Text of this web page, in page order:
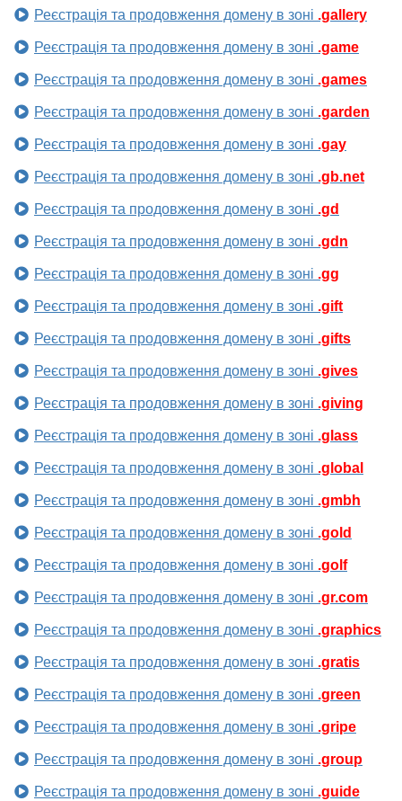
Реєстрація та продовження домену в зоні .gallery
Реєстрація та продовження домену в зоні .game
Реєстрація та продовження домену в зоні .games
Реєстрація та продовження домену в зоні .garden
Реєстрація та продовження домену в зоні .gay
Реєстрація та продовження домену в зоні .gb.net
Реєстрація та продовження домену в зоні .gd
Реєстрація та продовження домену в зоні .gdn
Реєстрація та продовження домену в зоні .gg
Реєстрація та продовження домену в зоні .gift
Реєстрація та продовження домену в зоні .gifts
Реєстрація та продовження домену в зоні .gives
Реєстрація та продовження домену в зоні .giving
Реєстрація та продовження домену в зоні .glass
Реєстрація та продовження домену в зоні .global
Реєстрація та продовження домену в зоні .gmbh
Реєстрація та продовження домену в зоні .gold
Реєстрація та продовження домену в зоні .golf
Реєстрація та продовження домену в зоні .gr.com
Реєстрація та продовження домену в зоні .graphics
Реєстрація та продовження домену в зоні .gratis
Реєстрація та продовження домену в зоні .green
Реєстрація та продовження домену в зоні .gripe
Реєстрація та продовження домену в зоні .group
Реєстрація та продовження домену в зоні .guide